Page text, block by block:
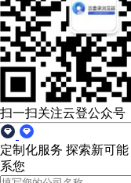
扫一扫关注云登公众号
定制化服务 探索新可能
系您